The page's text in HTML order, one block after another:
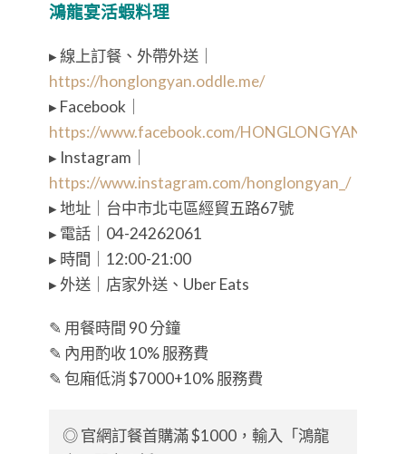
鴻龍宴活蝦料理
▸ 線上訂餐、外帶外送｜
https://honglongyan.oddle.me/
▸ Facebook｜
https://www.facebook.com/HONGLONGYAN/
▸ Instagram｜
https://www.instagram.com/honglongyan_/
▸ 地址｜台中市北屯區經貿五路67號
▸ 電話｜04-24262061
▸ 時間｜12:00-21:00
▸ 外送｜店家外送、Uber Eats
✎ 用餐時間 90 分鐘
✎ 內用酌收 10% 服務費
✎ 包廂低消 $7000+10% 服務費
◎ 官網訂餐首購滿 $1000，輸入「鴻龍